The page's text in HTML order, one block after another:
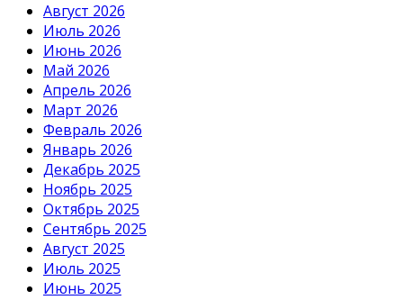
Август 2026
Июль 2026
Июнь 2026
Май 2026
Апрель 2026
Март 2026
Февраль 2026
Январь 2026
Декабрь 2025
Ноябрь 2025
Октябрь 2025
Сентябрь 2025
Август 2025
Июль 2025
Июнь 2025